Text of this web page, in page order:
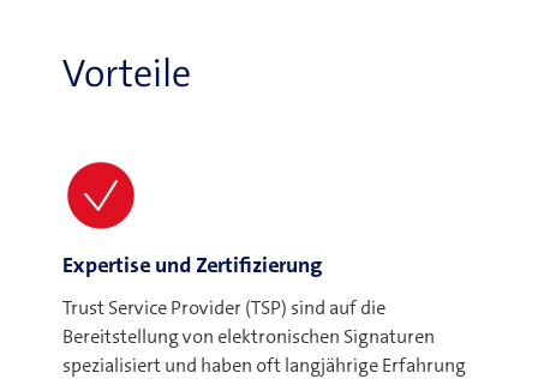
Vorteile
Expertise und Zertifizierung
Trust Service Provider (TSP) sind auf die
Bereitstellung von elektronischen Signaturen
spezialisiert und haben oft langjährige Erfahrung